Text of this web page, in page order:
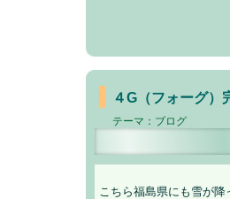
４G（フォーグ）
テーマ： ブログ
こちら福島県にも雪が